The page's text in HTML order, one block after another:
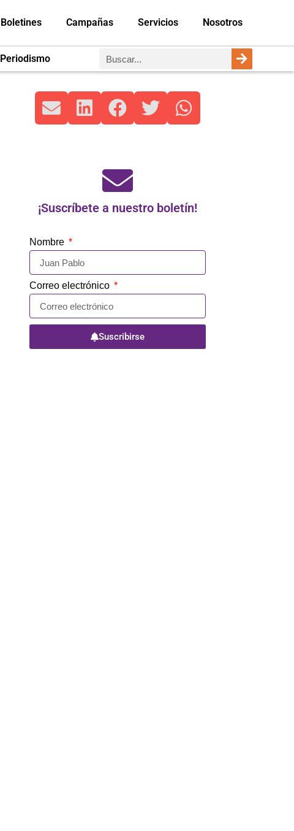
Boletines Campañas Servicios Nosotros
Periodismo
¡Suscríbete a nuestro boletín!
Nombre
Correo electrónico
Suscribirse